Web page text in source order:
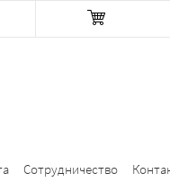
Сотрудничество